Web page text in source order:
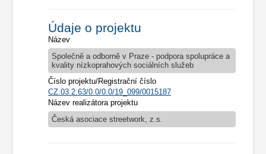
Údaje o projektu
Název
Společně a odborně v Praze - podpora spolupráce a
kvality nízkoprahových sociálních služeb
Číslo projektu/Registrační číslo
CZ.03.2.63/0.0/0.0/19_099/0015187
Název realizátora projektu
Česká asociace streetwork, z.s.